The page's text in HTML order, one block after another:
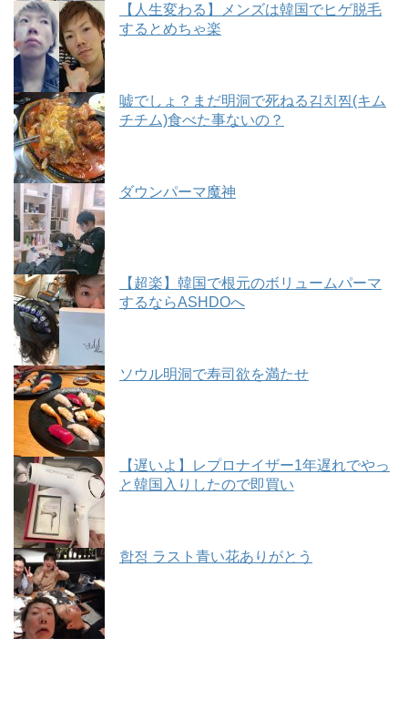
【人生変わる】メンズは韓国でヒゲ脱毛
するとめちゃ楽
嘘でしょ？まだ明洞で死ねる김치찜(キム
チチム)食べた事ないの？
ダウンパーマ魔神
【超楽】韓国で根元のボリュームパーマ
するならASHDOへ
ソウル明洞で寿司欲を満たせ
【遅いよ】レプロナイザー1年遅れでやっ
と韓国入りしたので即買い
합정 ラスト青い花ありがとう